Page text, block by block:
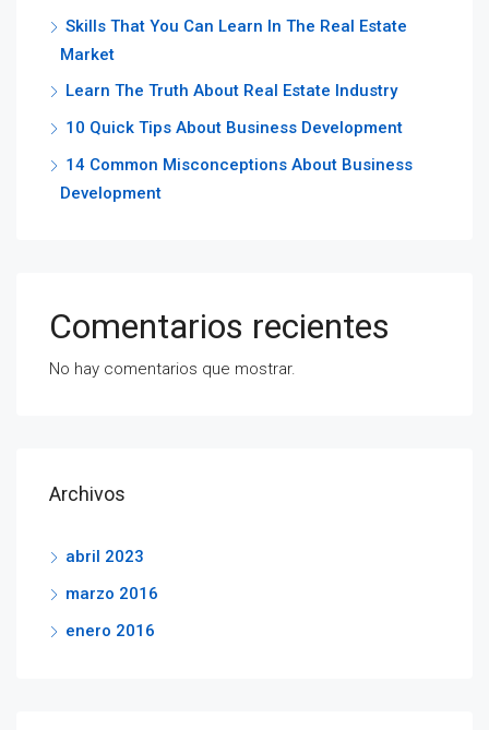
Skills That You Can Learn In The Real Estate
Market
Learn The Truth About Real Estate Industry
10 Quick Tips About Business Development
14 Common Misconceptions About Business
Development
Comentarios recientes
No hay comentarios que mostrar.
Archivos
abril 2023
marzo 2016
enero 2016